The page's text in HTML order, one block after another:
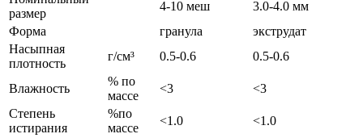
размер
4-10 меш
3.0-4.0 мм
Форма
гранула
экструдат
Насыпная
плотность
г/см³ 0.5-0.6 0.5-0.6
Влажность
% по
массе
<3
<3
Степень
истирания
%по
массе
<1.0
<1.0